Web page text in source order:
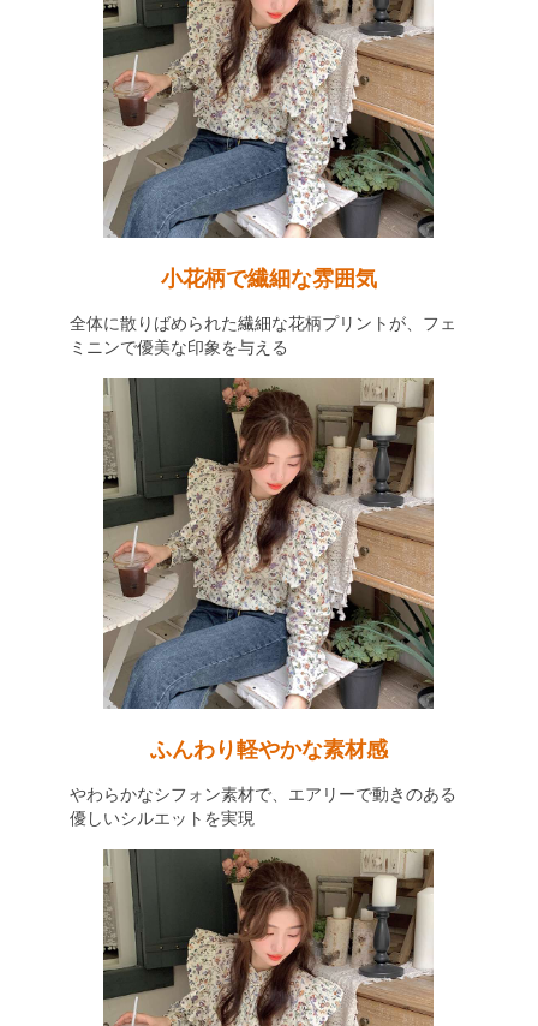
小花柄で繊細な雰囲気
全体に散りばめられた繊細な花柄プリントが、フェ
ミニンで優美な印象を与える
ふんわり軽やかな素材感
やわらかなシフォン素材で、エアリーで動きのある
優しいシルエットを実現